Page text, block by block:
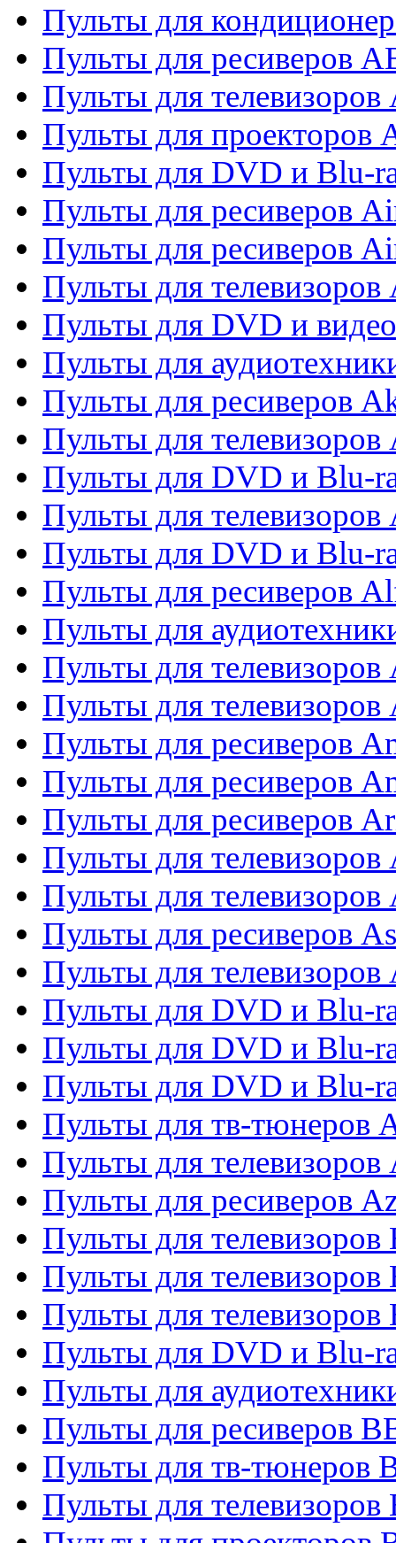
Пульты для
Пульты для ресиверов
Пульты для телевизоров
Пульты для проекторов
Пульты для DVD и Blu-
Пульты для ресиверов
Пульты для ресиверов
Пульты для телевизоров
Пульты для DVD и
Пульты для
Пульты для ресиверов
Пульты для телевизоров
Пульты для DVD и Blu-
Пульты для
Пульты для DVD и Blu-
Пульты для ресиверов
Пульты для
Пульты для
Пульты для
Пульты для ресиверов
Пульты для ресиверов
Пульты для ресиверов
Пульты для
Пульты для телевизоров
Пульты для ресиверов
Пульты для телевизоров
Пульты для DVD и Blu-
Пульты для DVD и Blu-
Пульты для DVD и Blu-
Пульты для тв-тюнеров
Пульты для телевизоров
Пульты для ресиверов
Пульты для
Пульты для
Пульты для
Пульты для DVD и Blu-
Пульты для
Пульты для ресиверов
Пульты для тв-тюнеров
Пульты для телевизоров